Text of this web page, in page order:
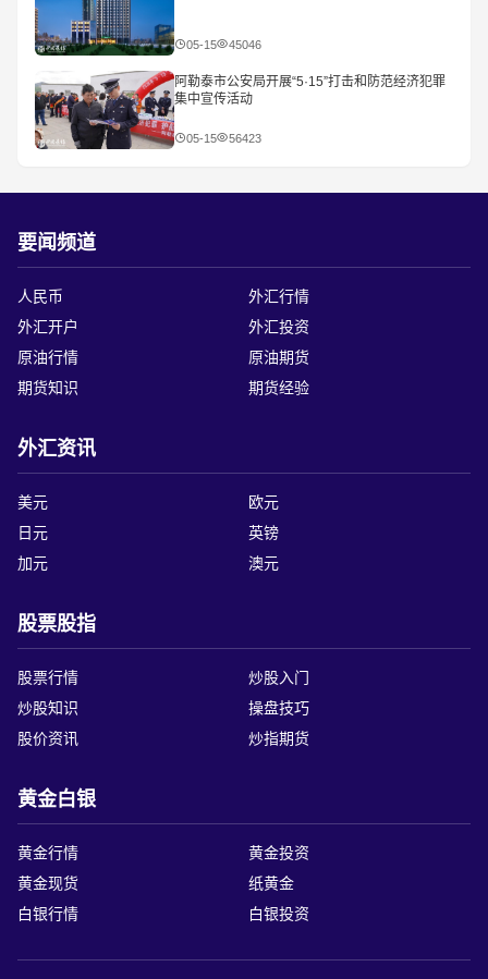
05-15 45046
阿勒泰市公安局开展“5·15”打击和防范经济犯罪
集中宣传活动
05-15 56423
要闻频道
人民币
外汇行情
外汇开户
外汇投资
原油行情
原油期货
期货知识
期货经验
外汇资讯
美元
欧元
日元
英镑
加元
澳元
股票股指
股票行情
炒股入门
炒股知识
操盘技巧
股价资讯
炒指期货
黄金白银
黄金行情
黄金投资
黄金现货
纸黄金
白银行情
白银投资